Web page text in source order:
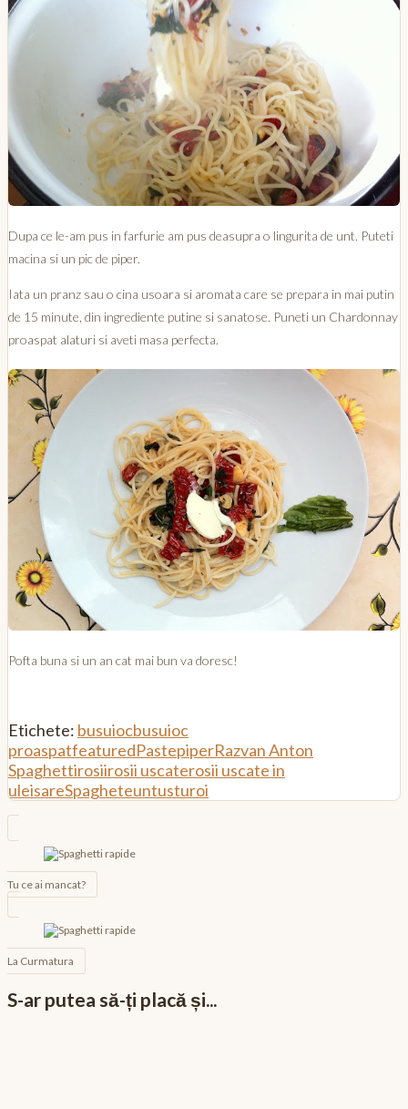
Dupa ce le-am pus in farfurie am pus deasupra o lingurita de unt. Puteti
macina si un pic de piper.
Iata un pranz sau o cina usoara si aromata care se prepara in mai putin
de 15 minute, din ingrediente putine si sanatose. Puneti un Chardonnay
proaspat alaturi si aveti masa perfecta.
Pofta buna si un an cat mai bun va doresc!
Etichete: busuiocbusuioc
proaspatfeaturedPastepiperRazvan Anton
Spaghettirosiirosii uscaterosii uscate in
uleisareSpagheteuntusturoi
articole
Tu ce ai mancat?
La Curmatura
S-ar putea să-ți placă și...